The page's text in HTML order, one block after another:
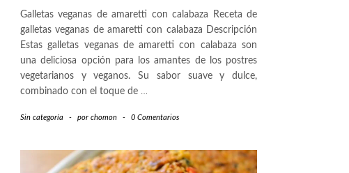
Galletas veganas de amaretti con calabaza Receta de
galletas veganas de amaretti con calabaza Descripción
Estas galletas veganas de amaretti con calabaza son
una deliciosa opción para los amantes de los postres
vegetarianos y veganos. Su sabor suave y dulce,
combinado con el toque de …
Sin categoría - por chomon - 0 Comentarios